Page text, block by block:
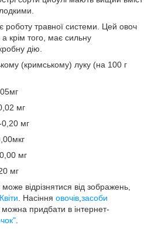
роботу травної системи. Цей овоч
крім того, має сильну
дію.
(кримському) луку (на 100 г
мг
0,20 мг
мг
мг
відрізнятися від зображень,
Квіти . Насіння овочів засоби
можна придбати в інтернет-